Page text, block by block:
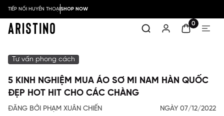
TIẾP NỐI HUYỀN THOẠISHOP NOW
0
Tư vấn phong cách
5 KINH NGHIỆM MUA ÁO SƠ MI NAM HÀN QUỐC
ĐẸP HOT HIT CHO CÁC CHÀNG
ĐĂNG BỞI PHẠM XUÂN CHIẾN NGÀY 07/12/2022